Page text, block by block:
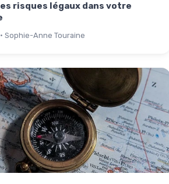
risques légaux dans votre
Sophie-Anne Touraine